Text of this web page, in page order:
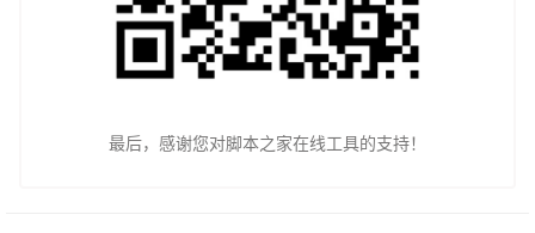
最后，感谢您对脚本之家在线工具的支持！